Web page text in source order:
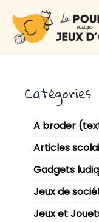
contenu
Catégories
A broder
Articles
Gadgets
Jeux de
Jeux et